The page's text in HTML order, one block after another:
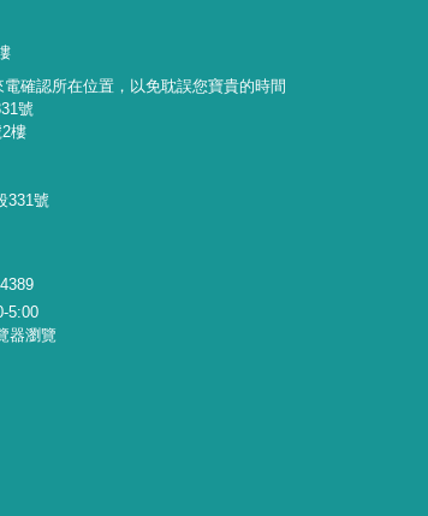
確認所在位置，以免耽誤您寶貴的時間
號
樓
331號
5:00
器瀏覽